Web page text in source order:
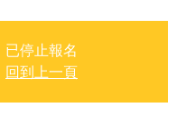
已停止報名
回到上一頁